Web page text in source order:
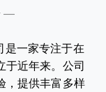
—
是一家专注于在
于近年来。公司
，提供丰富多样